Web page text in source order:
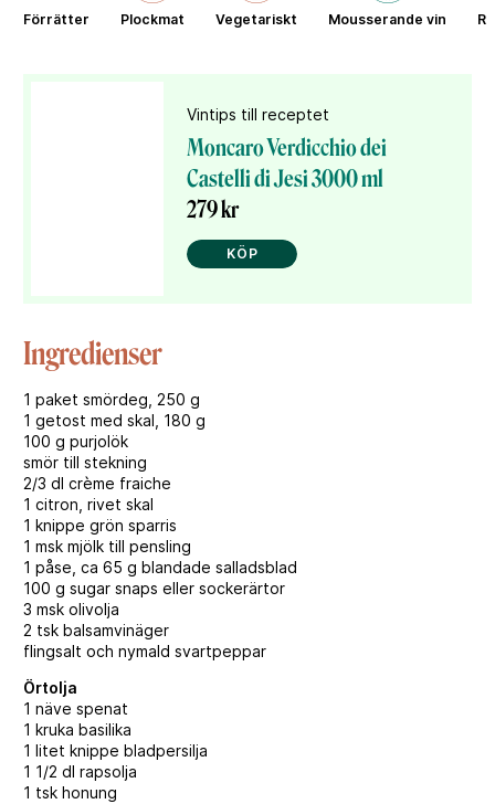
Förrätter Plockmat Vegetariskt Mousserande vin
Vintips till receptet
Moncaro Verdicchio dei
Castelli di Jesi 3000 ml
279 kr
KÖP
Ingredienser
1 paket smördeg, 250 g
1 getost med skal, 180 g
100 g purjolök
smör till stekning
2/3 dl crème fraiche
1 citron, rivet skal
1 knippe grön sparris
1 msk mjölk till pensling
1 påse, ca 65 g blandade salladsblad
100 g sugar snaps eller sockerärtor
3 msk olivolja
2 tsk balsamvinäger
flingsalt och nymald svartpeppar
Örtolja
1 näve spenat
1 kruka basilika
1 litet knippe bladpersilja
1 1/2 dl rapsolja
1 tsk honung